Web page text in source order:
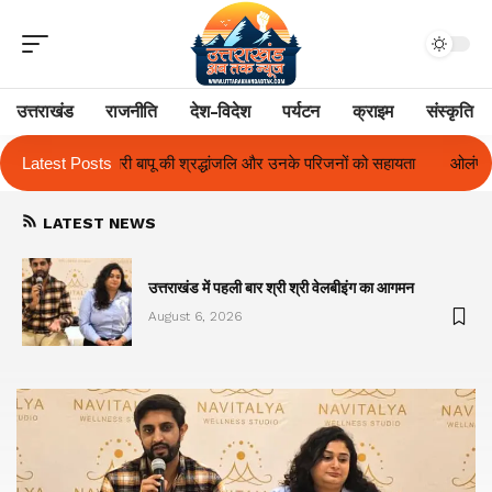
उत्तराखंड राजनीति देश-विदेश पर्यटन क्राइम संस्कृति
Latest Posts
और उनके परिजनों को सहायता ओलंपस हाई के इंटर-हाउस फुटबॉल टूर्नामेंट में रिग
LATEST NEWS
उत्तराखंड में पहली बार श्री श्री वेलबीइंग का आगमन
August 6, 2026